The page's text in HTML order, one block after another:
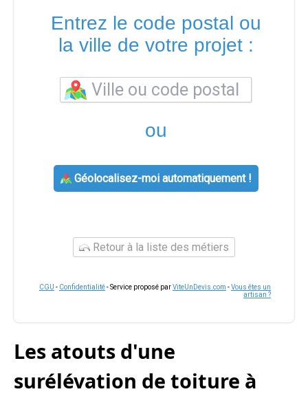
Entrez le code postal ou
la ville de votre projet :
ou
Géolocalisez-moi automatiquement !
Retour à la liste des métiers
CGU - Confidentialité- Service proposé parViteUnDevis.com -Vous êtes un
artisan ?
Les atouts d'une
surélévation de toiture à